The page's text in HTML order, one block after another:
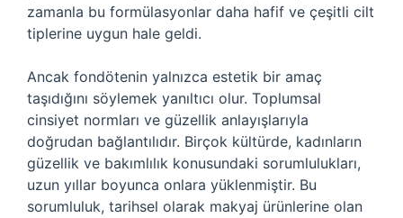
zamanla bu formülasyonlar daha hafif ve çeşitli cilt
tiplerine uygun hale geldi.
Ancak fondötenin yalnızca estetik bir amaç
taşıdığını söylemek yanıltıcı olur. Toplumsal
cinsiyet normları ve güzellik anlayışlarıyla
doğrudan bağlantılıdır. Birçok kültürde, kadınların
güzellik ve bakımlılık konusundaki sorumlulukları,
uzun yıllar boyunca onlara yüklenmiştir. Bu
sorumluluk, tarihsel olarak makyaj ürünlerine olan